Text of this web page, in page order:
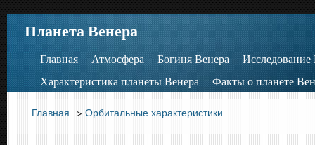
Планета Венера
Главная Атмосфера Богиня Венера
Характеристика планеты Венера
Факты о планете
Главная > Орбитальные характеристики